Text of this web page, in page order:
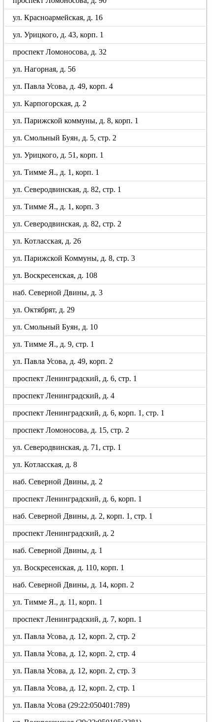
ул. Красноармейская, д. 16
ул. Урицкого, д. 43, корп. 1
проспект Ломоносова, д. 32
ул. Нагорная, д. 56
ул. Павла Усова, д. 49, корп. 4
ул. Карпогорская, д. 2
ул. Парижской коммуны, д. 8, корп. 1
ул. Смольный Буян, д. 5, стр. 2
ул. Урицкого, д. 51, корп. 1
ул. Тимме Я., д. 1, корп. 1
ул. Северодвинская, д. 82, стр. 1
ул. Тимме Я., д. 1, корп. 3
ул. Северодвинская, д. 82, стр. 2
ул. Котласская, д. 26
ул. Парижской Коммуны, д. 8, стр. 3
ул. Воскресенская, д. 108
наб. Северной Двины, д. 3
ул. Октябрят, д. 29
ул. Смольный Буян, д. 10
ул. Тимме Я., д. 9, стр. 1
ул. Павла Усова, д. 49, корп. 2
проспект Ленинградский, д. 6, стр. 1
проспект Ленинградский, д. 4
проспект Ленинградский, д. 6, корп. 1, стр. 1
проспект Ломоносова, д. 15, стр. 2
ул. Северодвинская, д. 71, стр. 1
ул. Котласская, д. 8
наб. Северной Двины, д. 2
проспект Ленинградский, д. 6, корп. 1
наб. Северной Двины, д. 2, корп. 1, стр. 1
проспект Ленинградский, д. 2
наб. Северной Двины, д. 1
ул. Воскресенская, д. 110, корп. 1
наб. Северной Двины, д. 14, корп. 2
ул. Тимме Я., д. 11, корп. 1
проспект Ленинградский, д. 7, корп. 1
ул. Павла Усова, д. 12, корп. 2, стр. 2
ул. Павла Усова, д. 12, корп. 2, стр. 4
ул. Павла Усова, д. 12, корп. 2, стр. 3
ул. Павла Усова, д. 12, корп. 2, стр. 1
ул. Павла Усова (29:22:050401:789)